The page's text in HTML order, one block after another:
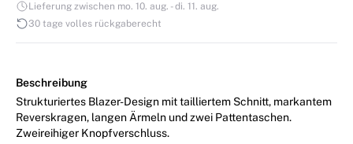
Lieferung zwischen mo. 10. aug. - di. 11. aug.
30 tage volles rückgaberecht
Beschreibung
Strukturiertes Blazer-Design mit tailliertem Schnitt, markantem
Reverskragen, langen Ärmeln und zwei Pattentaschen.
Zweireihiger Knopfverschluss.